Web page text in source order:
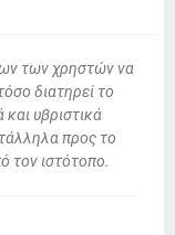
των χρηστών να
διατηρεί το
υβριστικά
προς το
τον ιστότοπο.